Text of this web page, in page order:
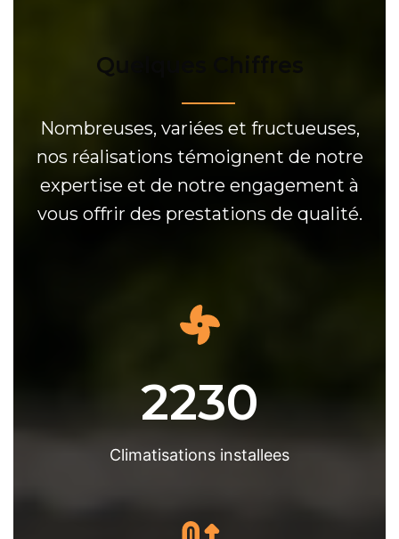
Quelques Chiffres
Nombreuses, variées et fructueuses,
nos réalisations témoignent de notre
expertise et de notre engagement à
vous offrir des prestations de qualité.
2230
Climatisations installees